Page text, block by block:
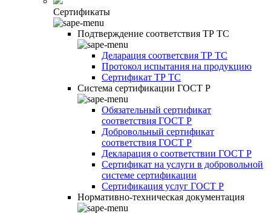
Сертификаты
Подтверждение соответствия ТР ТС
Деларация соответсвия ТР ТС
Протокол испытания на продукцию
Сертификат ТР ТС
Система сертификации ГОСТ Р
Обязательный сертификат
соответствия ГОСТ Р
Добровольный сертификат
соответствия ГОСТ Р
Декларация о соответствии ГОСТ Р
Сертификат на услуги в добровольной
системе сертификации
Сертификация услуг ГОСТ Р
Нормативно-техническая документация